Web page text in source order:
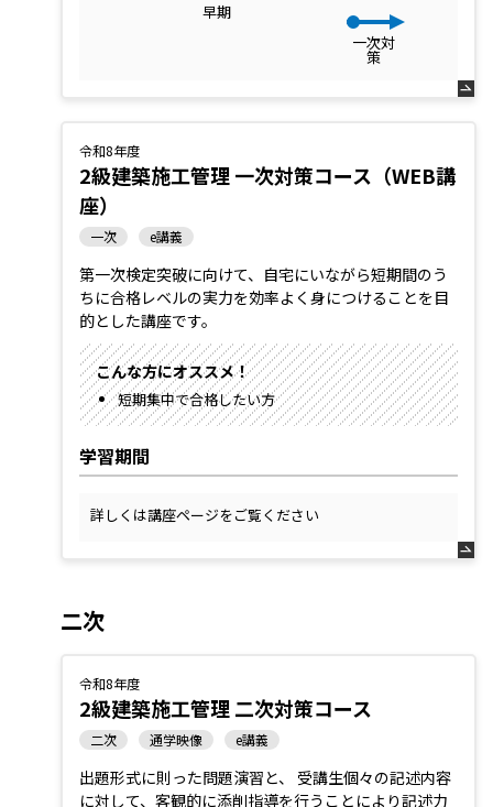
早期
一次対
策
令和8年度
2級建築施工管理 一次対策コース（WEB講
座）
一次 e講義
第一次検定突破に向けて、自宅にいながら短期間のう
ちに合格レベルの実力を効率よく身につけることを目
的とした講座です。
こんな方にオススメ！
短期集中で合格したい方
学習期間
詳しくは講座ページをご覧ください
二次
令和8年度
2級建築施工管理 二次対策コース
二次 通学映像 e講義
出題形式に則った問題演習と、 受講生個々の記述内容
に対して、客観的に添削指導を行うことにより記述力